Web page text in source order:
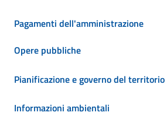
Pagamenti dell'amministrazione
Opere pubbliche
Pianificazione e governo del territorio
Informazioni ambientali